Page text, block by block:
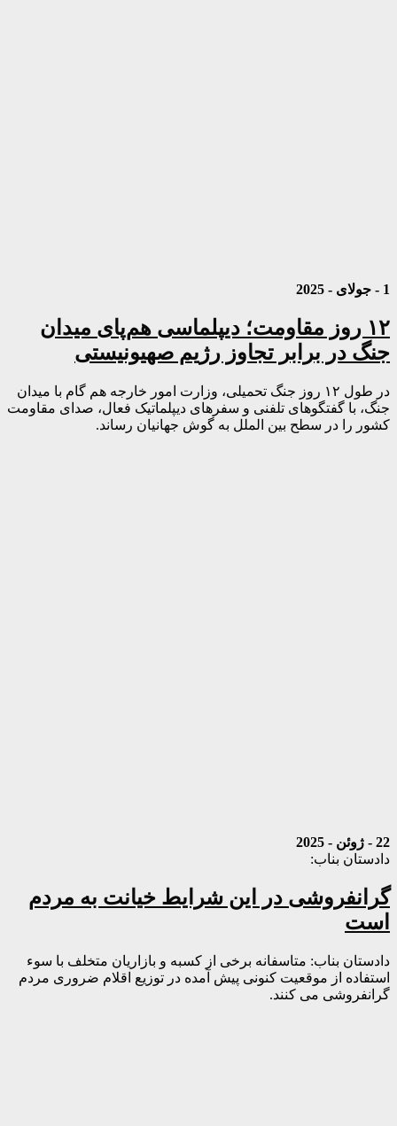
1 - جولای - 2025
۱۲ روز مقاومت؛ دیپلماسی هم‌پای میدان
جنگ در برابر تجاوز رژیم صهیونیستی
در طول ۱۲ روز جنگ تحمیلی، وزارت امور خارجه هم گام با میدان
جنگ، با گفتگوهای تلفنی و سفرهای دیپلماتیک فعال، صدای مقاومت
کشور را در سطح بین الملل به گوش جهانیان رساند.
22 - ژوئن - 2025
دادستان بناب:
گرانفروشی در این شرایط خیانت به مردم
است
دادستان بناب: متاسفانه برخی از کسبه و بازاریان متخلف با سوء
استفاده از موقعیت کنونی پیش آمده در توزیع اقلام ضروری مردم
گرانفروشی می کنند.